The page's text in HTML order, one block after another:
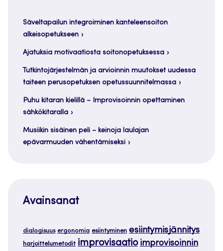
Säveltapailun integroiminen kanteleensoiton
alkeisopetukseen
Ajatuksia motivaatiosta soitonopetuksessa
Tutkintojärjestelmän ja arvioinnin muutokset uudessa
taiteen perusopetuksen opetussuunnitelmassa
Puhu kitaran kielillä – Improvisoinnin opettaminen
sähkökitaralla
Musiikin sisäinen peli – keinoja laulajan
epävarmuuden vähentämiseksi
Avainsanat
dialogisuus ergonomia esiintyminen esiintymisjännitys
harjoittelumetodit improvisaatio improvisoinnin